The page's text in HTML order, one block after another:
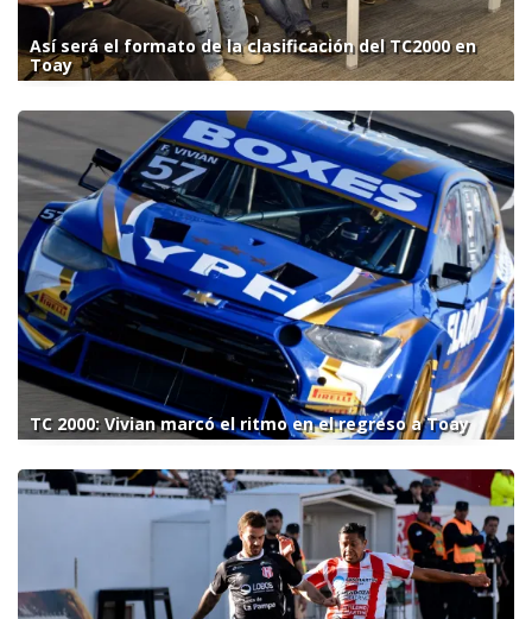
Así será el formato de la clasificación del TC2000 en
Toay
TC 2000: Vivian marcó el ritmo en el regreso a Toay